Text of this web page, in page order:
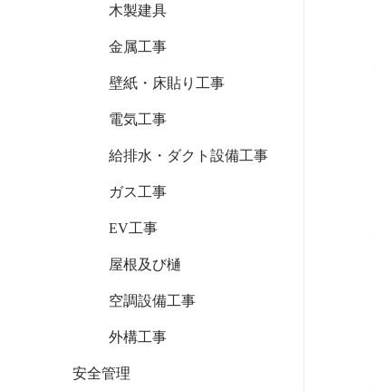
木製建具
金属工事
壁紙・床貼り工事
電気工事
給排水・ダクト設備工事
ガス工事
EV工事
屋根及び樋
空調設備工事
外構工事
安全管理